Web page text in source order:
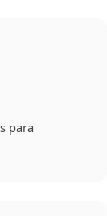
para